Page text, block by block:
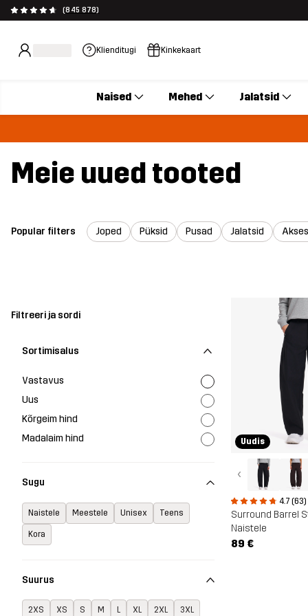
(845 878)
Klienditugi Kinkekaart
Naised Mehed Jalatsid
Meie uued tooted
Popular filters Joped Püksid Pusad Jalatsid
Filtreeri ja sordi
Sortimisalus
Vastavus
Uus
Kõrgeim hind
Madalaim hind
Sugu
Naistele Meestele Unisex Teens
Kora
Suurus
2XS XS S M L XL 2XL 3XL
Uudis
‹
4.7 (63)
Surround Barrel
Naistele
89 €